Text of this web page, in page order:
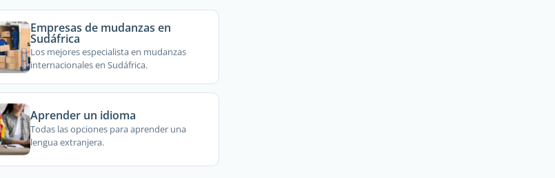
Empresas de mudanzas en
Sudáfrica
Los mejores especialista en mudanzas
internacionales en Sudáfrica.
Aprender un idioma
Todas las opciones para aprender una
lengua extranjera.